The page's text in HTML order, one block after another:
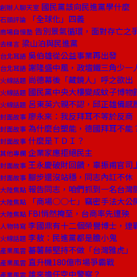
創辦人聊天室 國民黨該向民進黨學什麼
石頭評論 「全球化」四義
商場自慢塾 告別景氣循環，面對存亡之
去梯言 梁山泊與民進黨
台北耳語 吳伯雄從公益事業再出發
台北耳語 謝隆盛中風，政壇鐵三角少一
火線話題 尚德幕後「藏鏡人」呼之欲出
火線話題 國民黨中央大樓變成蚊子博物
火線話題 呂東英六親不認，邱正雄備感
封面故事 廖永來：我反拜耳不等於反商
封面故事 為什麼台塑能，德國拜耳不能
封面故事 什麼是ＴＤＩ？
其他專欄 企業家應拒絕民主
封面故事 王永慶破財回饋，辜振甫官司
封面故事 腳步還沒站穩，同志內訌不休
大陸焦點 報告同志，咱們抓到一名台灣
大陸焦點 「商場○○七」竊密手法大公
大陸焦點 FBI悄然掩至，台商率先遭殃
人物特寫 李國鼎有十二個榮譽博士，連
火線話題 李敖：民進黨都是膽小鬼
產業風雲 蕃薯藤堅持不做「台灣雅虎」
產業風雲 直升機180億市場爭霸戰
產業風雲 誰來擔任空中警察？